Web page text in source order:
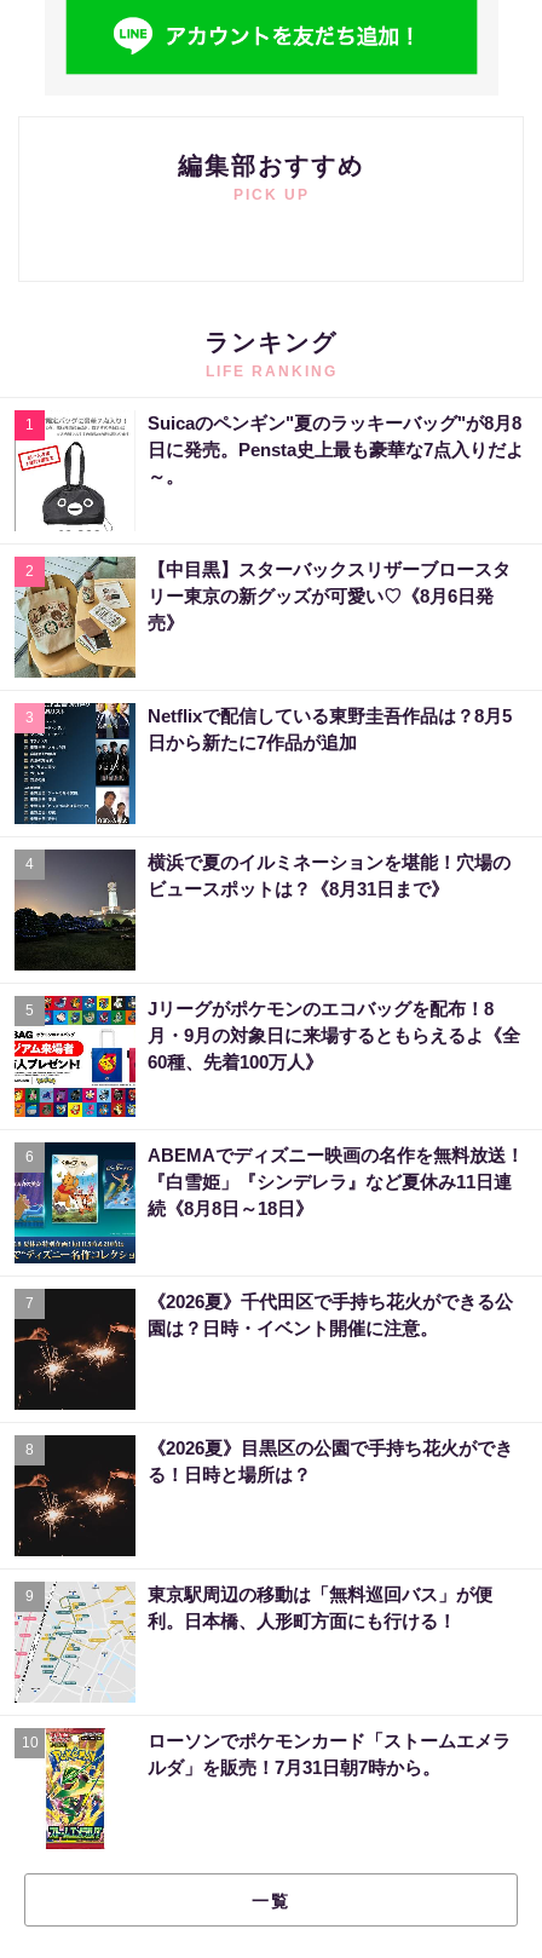
編集部おすすめ
PICK UP
ランキング
LIFE RANKING
1
Suicaのペンギン"夏のラッキーバッグ"が8月8
日に発売。Pensta史上最も豪華な7点入りだよ
～。
2
【中目黒】スターバックスリザーブロースタ
リー東京の新グッズが可愛い♡《8月6日発
売》
3
Netflixで配信している東野圭吾作品は？8月5
日から新たに7作品が追加
4
横浜で夏のイルミネーションを堪能！穴場の
ビュースポットは？《8月31日まで》
5
Jリーグがポケモンのエコバッグを配布！8
月・9月の対象日に来場するともらえるよ《全
60種、先着100万人》
6
ABEMAでディズニー映画の名作を無料放送！
『白雪姫」『シンデレラ』など夏休み11日連
続《8月8日～18日》
7
《2026夏》千代田区で手持ち花火ができる公
園は？日時・イベント開催に注意。
8
《2026夏》目黒区の公園で手持ち花火ができ
る！日時と場所は？
9
東京駅周辺の移動は「無料巡回バス」が便
利。日本橋、人形町方面にも行ける！
10
ローソンでポケモンカード「ストームエメラ
ルダ」を販売！7月31日朝7時から。
一覧